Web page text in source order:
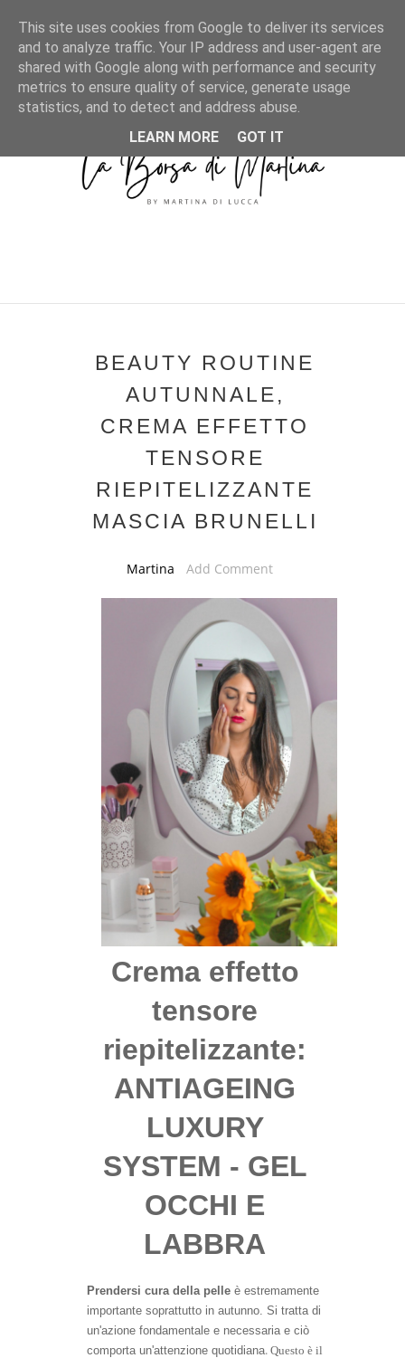
MENU
BEAUTY ROUTINE
AUTUNNALE,
CREMA EFFETTO
TENSORE
RIEPITELIZZANTE
MASCIA BRUNELLI
Martina Add Comment
Crema effetto
tensore
riepitelizzante:
ANTIAGEING
LUXURY
SYSTEM - GEL
OCCHI E
LABBRA
Prendersi cura della pelle è estremamente
importante soprattutto in autunno. Si tratta di
un'azione fondamentale e necessaria e ciò
comporta un'attenzione quotidiana. Questo è il
This site uses cookies from Google to deliver its services
and to analyze traffic. Your IP address and user-agent are
shared with Google along with performance and security
metrics to ensure quality of service, generate usage
statistics, and to detect and address abuse.
LEARN MORE
GOT IT